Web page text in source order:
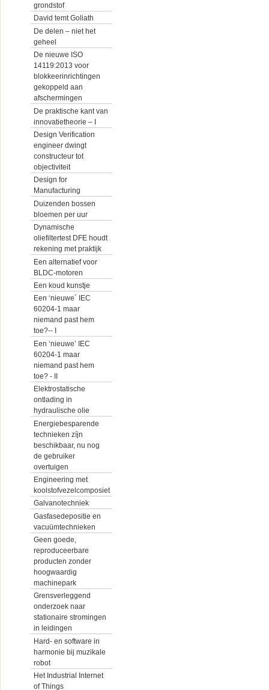
grondstof
David temt Goliath
De delen – niet het
geheel
De nieuwe ISO
14119:2013 voor
blokkeerinrichtingen
gekoppeld aan
afschermingen
De praktische kant van
innovatietheorie – I
Design Verification
engineer dwingt
constructeur tot
objectiviteit
Design for
Manufacturing
Duizenden bossen
bloemen per uur
Dynamische
oliefiltertest DFE houdt
rekening met praktijk
Een alternatief voor
BLDC-motoren
Een koud kunstje
Een ‘nieuwe´ IEC
60204-1 maar
niemand past hem
toe?-- I
Een ‘nieuwe’ IEC
60204-1 maar
niemand past hem
toe? - II
Elektrostatische
ontlading in
hydraulische olie
Energiebesparende
technieken zíjn
beschikbaar, nu nog
de gebruiker
overtuigen
Engineering met
koolstofvezelcomposiet
Galvanotechniek
Gasfasedepositie en
vacuümtechnieken
Geen goede,
reproduceerbare
producten zonder
hoogwaardig
machinepark
Grensverleggend
onderzoek naar
stationaire stromingen
in leidingen
Hard- en software in
harmonie bij muzikale
robot
Het Industrial Internet
of Things